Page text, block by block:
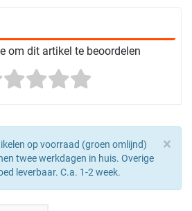
om dit artikel te beoordelen
×
op voorraad (groen omlijnd)
twee werkdagen in huis. Overige
leverbaar. C.a. 1-2 week.